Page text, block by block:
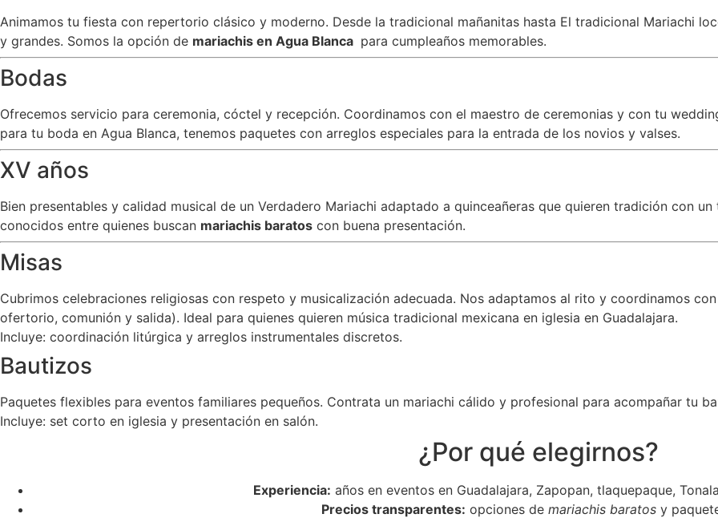
Animamos tu fiesta con repertorio clásico y moderno. Desde la tradicional mañanitas hasta El tradicional Mariachi
y grandes. Somos la opción de mariachis en Agua Blanca para cumpleaños memorables.
Bodas
Ofrecemos servicio para ceremonia, cóctel y recepción. Coordinamos con el maestro de ceremonias y con tu
para tu boda en Agua Blanca, tenemos paquetes con arreglos especiales para la entrada de los novios y valses.
XV años
Bien presentables y calidad musical de un Verdadero Mariachi adaptado a quinceañeras que quieren tradición con
conocidos entre quienes buscan mariachis baratos con buena presentación.
Misas
Cubrimos celebraciones religiosas con respeto y musicalización adecuada. Nos adaptamos al rito y coordinamos
ofertorio, comunión y salida). Ideal para quienes quieren música tradicional mexicana en iglesia en Guadalajara.
Incluye: coordinación litúrgica y arreglos instrumentales discretos.
Bautizos
Paquetes flexibles para eventos familiares pequeños. Contrata un mariachi cálido y profesional para acompañar tu
Incluye: set corto en iglesia y presentación en salón.
¿Por qué elegirnos?
Experiencia: años en eventos en Guadalajara, Zapopan, tlaquepaque,
Precios transparentes: opciones de mariachis baratos y